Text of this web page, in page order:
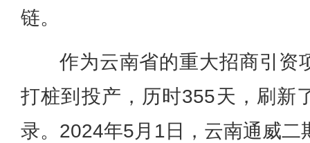
链。
作为云南省的重大招商引资
打桩到投产，历时355天，刷新
录。2024年5月1日，云南通威二